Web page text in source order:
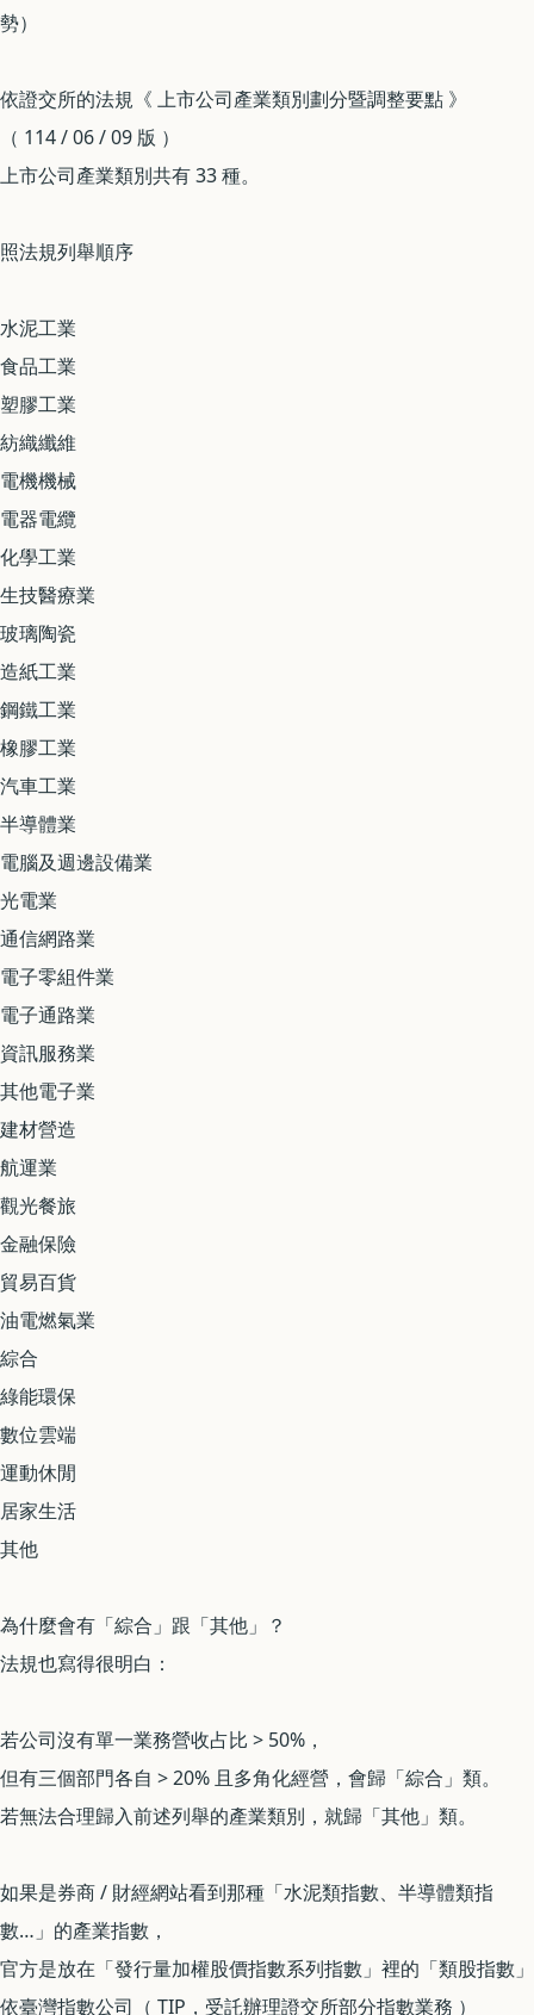
勢）
依證交所的法規《 上市公司產業類別劃分暨調整要點 》
（ 114 / 06 / 09 版 ）
上市公司產業類別共有 33 種。
照法規列舉順序
水泥工業
食品工業
塑膠工業
紡織纖維
電機機械
電器電纜
化學工業
生技醫療業
玻璃陶瓷
造紙工業
鋼鐵工業
橡膠工業
汽車工業
半導體業
電腦及週邊設備業
光電業
通信網路業
電子零組件業
電子通路業
資訊服務業
其他電子業
建材營造
航運業
觀光餐旅
金融保險
貿易百貨
油電燃氣業
綜合
綠能環保
數位雲端
運動休閒
居家生活
其他
為什麼會有「綜合」跟「其他」？
法規也寫得很明白：
若公司沒有單一業務營收占比 > 50%，
但有三個部門各自 > 20% 且多角化經營，會歸「綜合」類。
若無法合理歸入前述列舉的產業類別，就歸「其他」類。
如果是券商 / 財經網站看到那種「水泥類指數、半導體類指
數…」的產業指數，
官方是放在「發行量加權股價指數系列指數」裡的「類股指數」
依臺灣指數公司（ TIP，受託辦理證交所部分指數業務 ）